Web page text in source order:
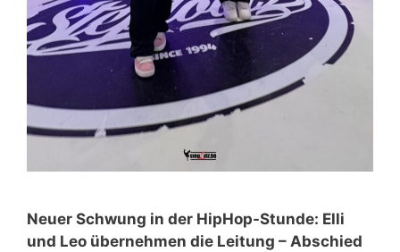
Neuer Schwung in der HipHop-Stunde: Elli
und Leo übernehmen die Leitung – Abschied